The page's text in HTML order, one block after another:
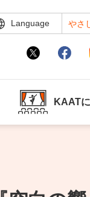
Language やさ
KAAT